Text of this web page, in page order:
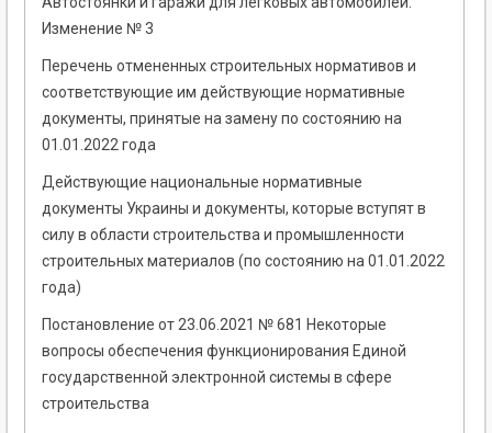
Изменение № 3
Перечень отмененных строительных нормативов и
соответствующие им действующие нормативные
документы, принятые на замену по состоянию на
01.01.2022 года
Действующие национальные нормативные
документы Украины и документы, которые вступят в
силу в области строительства и промышленности
строительных материалов (по состоянию на 01.01.2022
года)
Постановление от 23.06.2021 № 681 Некоторые
вопросы обеспечения функционирования Единой
государственной электронной системы в сфере
строительства